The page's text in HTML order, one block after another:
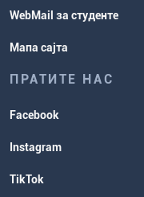
WebMail за студенте
Мапа сајта
ПРАТИТЕ НАС
Facebook
Instagram
TikTok